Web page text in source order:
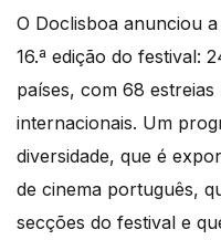
O Doclisboa anunciou
16.ª edição do festival:
países, com 68 estreias
internacionais. Um
diversidade, que é
de cinema português,
secções do festival e